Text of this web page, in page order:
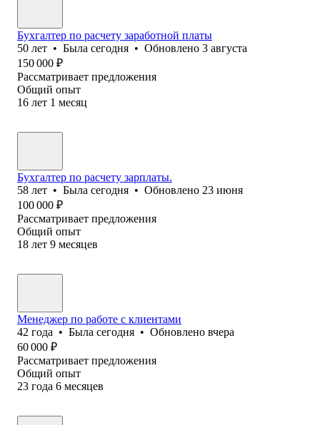
Бухгалтер по расчету заработной платы
50 лет • Была сегодня • Обновлено 3 августа
150 000 ₽
Рассматривает предложения
Общий опыт
16 лет 1 месяц
Бухгалтер по расчету зарплаты.
58 лет • Была сегодня • Обновлено 23 июня
100 000 ₽
Рассматривает предложения
Общий опыт
18 лет 9 месяцев
Менеджер по работе с клиентами
42 года • Была сегодня • Обновлено вчера
60 000 ₽
Рассматривает предложения
Общий опыт
23 года 6 месяцев